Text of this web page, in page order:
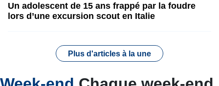
Un adolescent de 15 ans frappé par la foudre
lors d’une excursion scout en Italie
Plus d'articles à la une